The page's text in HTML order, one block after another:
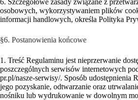
6. Szczegółowe zasady związane z
osobowych, wykorzystywaniem plików
informacji handlowych, określa Polityka
§6. Postanowienia końcowe
1. Treść Regulaminu jest nieprzerwanie
poszczególnych serwisów internetowych
pr.pl/nasze-serwisy/. Sposób udostępnienia
jego pozyskanie, odtwarzanie oraz
nośniku lub wydrukowanie w dowolnym